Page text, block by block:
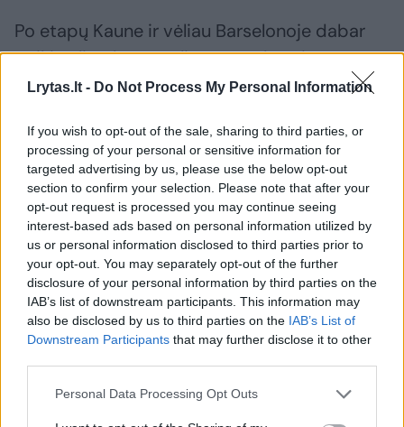
Lrytas.lt - Do Not Process My Personal Information
If you wish to opt-out of the sale, sharing to third parties, or
processing of your personal or sensitive information for
targeted advertising by us, please use the below opt-out
section to confirm your selection. Please note that after your
opt-out request is processed you may continue seeing
interest-based ads based on personal information utilized by
us or personal information disclosed to third parties prior to
your opt-out. You may separately opt-out of the further
disclosure of your personal information by third parties on the
IAB’s list of downstream participants. This information may
also be disclosed by us to third parties on the IAB’s List of
Downstream Participants that may further disclose it to other
Personal Data Processing Opt Outs
Po etapų Kaune ir vėliau Barselonoje dabar
puiki galimybė pagaliau tą padaryti su
Stambulo „Fenerbahce“.